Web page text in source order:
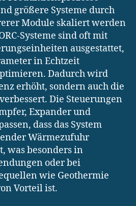
größere Systeme durch
Module skaliert werden
Systeme sind oft mit
ausgestattet,
in Echtzeit
Dadurch wird
erhöht, sondern auch die
Die Steuerungen
Expander und
dass das System
Wärmezufuhr
was besonders in
oder bei
wie Geothermie
Vorteil ist.